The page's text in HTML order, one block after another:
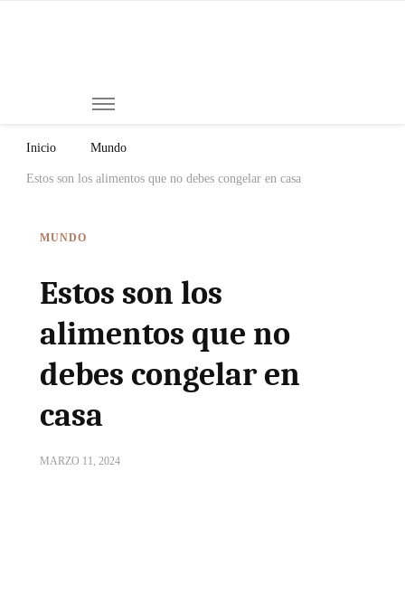
Inicio Mundo
Estos son los alimentos que no debes congelar en casa
MUNDO
Estos son los
alimentos que no
debes congelar en
casa
MARZO 11, 2024